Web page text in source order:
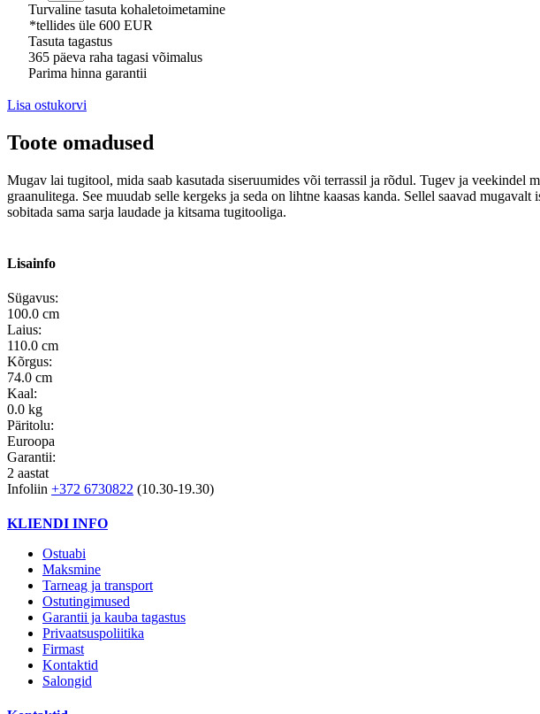
Turvaline tasuta kohaletoimetamine
*tellides üle 600 EUR
Tasuta tagastus
365 päeva raha tagasi võimalus
Parima hinna garantii
Lisa ostukorvi
Toote omadused
Mugav lai tugitool, mida saab kasutada siseruumides või terrassil ja rõdul. Tugev ja
graanulitega. See muudab selle kergeks ja seda on lihtne kaasas kanda. Sellel saavad
sobitada sama sarja laudade ja kitsama tugitooliga.
Lisainfo
Sügavus:
100.0 cm
Laius:
110.0 cm
Kõrgus:
74.0 cm
Kaal:
0.0 kg
Päritolu:
Euroopa
Garantii:
2 aastat
Infoliin +372 6730822 (10.30-19.30)
KLIENDI INFO
Ostuabi
Maksmine
Tarneag ja transport
Ostutingimused
Garantii ja kauba tagastus
Privaatsuspoliitika
Firmast
Kontaktid
Salongid